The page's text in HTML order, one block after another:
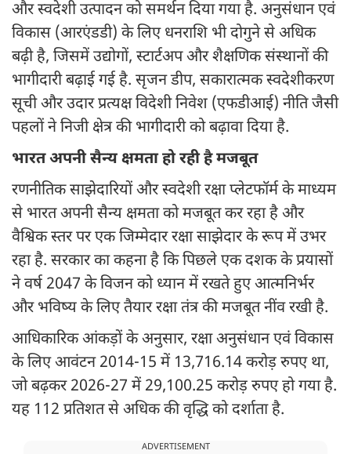
और स्वदेशी उत्पादन को समर्थन दिया गया है. अनुसंधान एवं
विकास (आरएंडडी) के लिए धनराशि भी दोगुने से अधिक
बढ़ी है, जिसमें उद्योगों, स्टार्टअप और शैक्षणिक संस्थानों की
भागीदारी बढ़ाई गई है. सृजन डीप, सकारात्मक स्वदेशीकरण
सूची और उदार प्रत्यक्ष विदेशी निवेश (एफडीआई) नीति जैसी
पहलों ने निजी क्षेत्र की भागीदारी को बढ़ावा दिया है.
भारत अपनी सैन्य क्षमता हो रही है मजबूत
रणनीतिक साझेदारियों और स्वदेशी रक्षा प्लेटफॉर्म के माध्यम
से भारत अपनी सैन्य क्षमता को मजबूत कर रहा है और
वैश्विक स्तर पर एक जिम्मेदार रक्षा साझेदार के रूप में उभर
रहा है. सरकार का कहना है कि पिछले एक दशक के प्रयासों
ने वर्ष 2047 के विजन को ध्यान में रखते हुए आत्मनिर्भर
और भविष्य के लिए तैयार रक्षा तंत्र की मजबूत नींव रखी है.
आधिकारिक आंकड़ों के अनुसार, रक्षा अनुसंधान एवं विकास
के लिए आवंटन 2014-15 में 13,716.14 करोड़ रुपए था,
जो बढ़कर 2026-27 में 29,100.25 करोड़ रुपए हो गया है.
यह 112 प्रतिशत से अधिक की वृद्धि को दर्शाता है.
ADVERTISEMENT